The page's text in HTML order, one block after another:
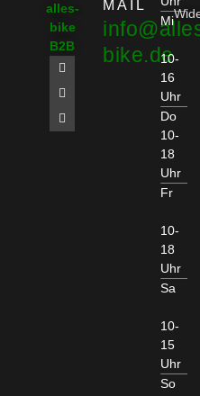
alles-
bike
B2B
MAIL
bike.de
Mi
10-
16
Uhr
Do
10-
18
Uhr
Fr
10-
18
Uhr
Sa
10-
15
Uhr
So